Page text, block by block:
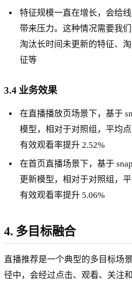
特征规模一直在增长，会给
带来压力。这种情况需要我
淘汰长时间未更新的特征、
征等
3.4 业务效果
在直播播放页场景下，基于
模型，相对于对照组，平均
有效观看率提升 2.52%
在首页直播场景下，基于
更新模型，相对于对照组，平
有效观看率提升 5.06%
4. 多目标融合
直播推荐是一个典型的多目标场
径中，会经过点击、观看、关注